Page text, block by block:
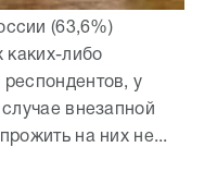
(63,6%)
каких-либо
у
внезапной
на них не...